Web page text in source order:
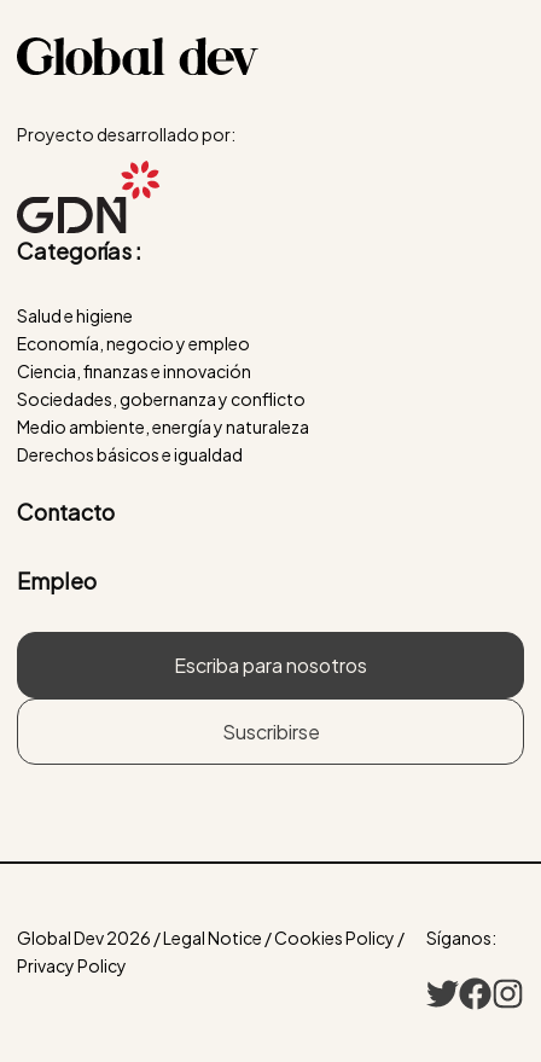
Proyecto desarrollado por:
Categorías :
Salud e higiene
Economía, negocio y empleo
Ciencia, finanzas e innovación
Sociedades, gobernanza y conflicto
Medio ambiente, energía y naturaleza
Derechos básicos e igualdad
Contacto
Empleo
Escriba para nosotros
Suscribirse
Global Dev 2026 / Legal Notice / Cookies Policy /
Privacy Policy
Síganos: